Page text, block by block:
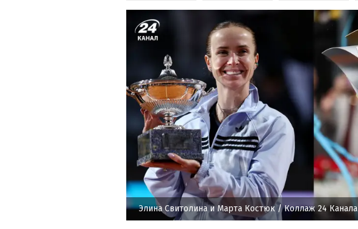
Элина Свитолина и Марта Костюк/ Коллаж 24 Канала